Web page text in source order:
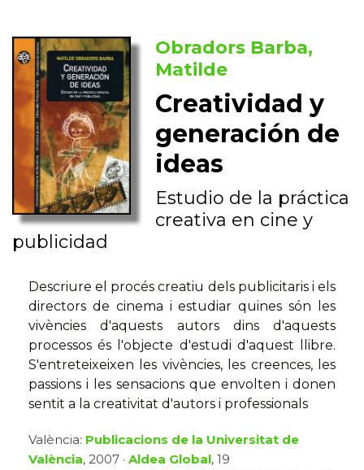
Obradors Barba,
Matilde
Creatividad y
generación de
ideas
Estudio de la práctica
creativa en cine y
publicidad
Descriure el procés creatiu dels publicitaris i els
directors de cinema i estudiar quines són les
vivències d'aquests autors dins d'aquests
processos és l'objecte d'estudi d'aquest llibre.
S'entreteixeixen les vivències, les creences, les
passions i les sensacions que envolten i donen
sentit a la creativitat d'autors i professionals
València: Publicacions de la Universitat de
València, 2007 · Aldea Global, 19